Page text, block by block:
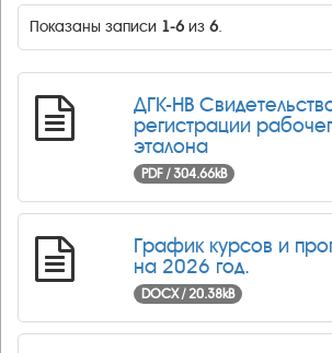
Показаны записи 1-6 из 6.
ДГК-НВ
регистрации
эталона
PDF / 304.66kB
График курсов и
на 2026 год.
DOCX / 20.38kB